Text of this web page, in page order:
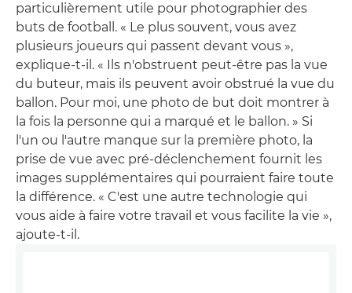
particulièrement utile pour photographier des
buts de football. « Le plus souvent, vous avez
plusieurs joueurs qui passent devant vous »,
explique-t-il. « Ils n'obstruent peut-être pas la vue
du buteur, mais ils peuvent avoir obstrué la vue du
ballon. Pour moi, une photo de but doit montrer à
la fois la personne qui a marqué et le ballon. » Si
l'un ou l'autre manque sur la première photo, la
prise de vue avec pré-déclenchement fournit les
images supplémentaires qui pourraient faire toute
la différence. « C'est une autre technologie qui
vous aide à faire votre travail et vous facilite la vie »,
ajoute-t-il.